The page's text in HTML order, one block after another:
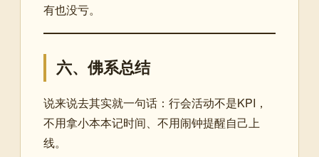
有也没亏。
六、佛系总结
说来说去其实就一句话：行会活动不是KPI，
不用拿小本本记时间、不用闹钟提醒自己上
线。